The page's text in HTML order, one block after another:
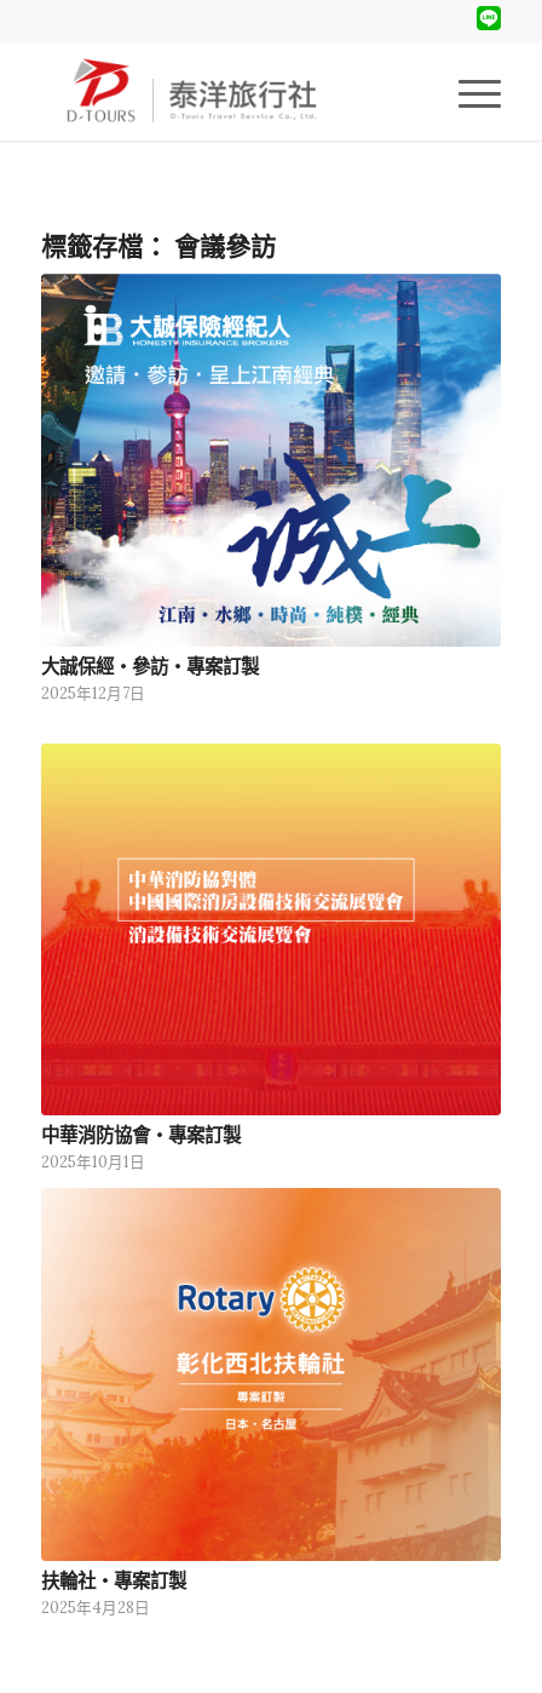
標籤存檔： 會議參訪
大誠保經‧參訪‧專案訂製
2025年12月7日
中華消防協會‧專案訂製
2025年10月1日
扶輪社‧專案訂製
2025年4月28日